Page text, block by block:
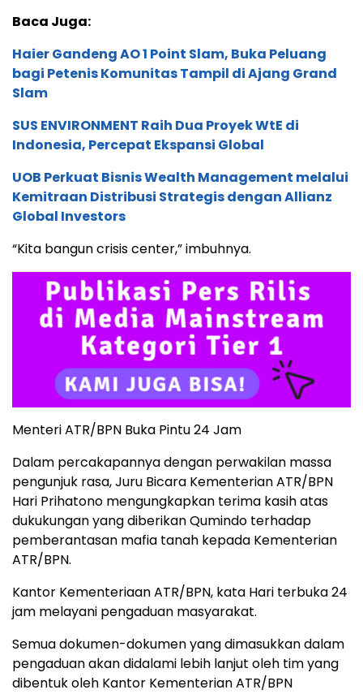
Baca Juga:
Haier Gandeng AO 1 Point Slam, Buka Peluang
bagi Petenis Komunitas Tampil di Ajang Grand
Slam
SUS ENVIRONMENT Raih Dua Proyek WtE di
Indonesia, Percepat Ekspansi Global
UOB Perkuat Bisnis Wealth Management melalui
Kemitraan Distribusi Strategis dengan Allianz
Global Investors
“Kita bangun crisis center,” imbuhnya.
Menteri ATR/BPN Buka Pintu 24 Jam
Dalam percakapannya dengan perwakilan massa
pengunjuk rasa, Juru Bicara Kementerian ATR/BPN
Hari Prihatono mengungkapkan terima kasih atas
dukukungan yang diberikan Qumindo terhadap
pemberantasan mafia tanah kepada Kementerian
ATR/BPN.
Kantor Kementeriaan ATR/BPN, kata Hari terbuka 24
jam melayani pengaduan masyarakat.
Semua dokumen-dokumen yang dimasukkan dalam
pengaduan akan didalami lebih lanjut oleh tim yang
dibentuk oleh Kantor Kementerian ATR/BPN